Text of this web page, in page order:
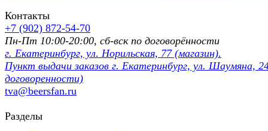
Контакты
+7 (902) 872-54-70
Пн-Пт 10:00-20:00, сб-вск по договорённости
г. Екатеринбург, ул. Норильская, 77 (магазин).
Пункт выдачи заказов г. Екатеринбург, ул. Шаумяна,
договоренности)
tva@beersfan.ru
Разделы